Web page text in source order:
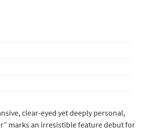
clear-eyed yet deeply personal,
marks an irresistible feature debut for